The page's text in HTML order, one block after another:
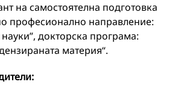
на самостоятелна подготовка
професионално направление:
докторска програма:
материя“.